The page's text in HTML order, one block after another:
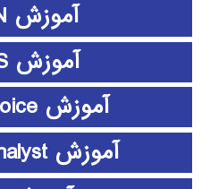
آموزش ePLAN
آموزش ETABS
آموزش expert choice
آموزش Frontier Analyst